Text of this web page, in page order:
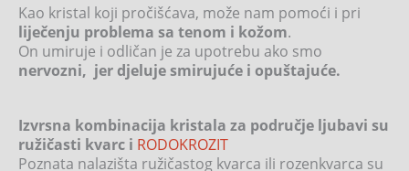
Kao kristal koji pročišćava, može nam pomoći i pri
liječenju problema sa tenom i kožom.
On umiruje i odličan je za upotrebu ako smo
nervozni, jer djeluje smirujuće i opuštajuće.
Izvrsna kombinacija kristala za područje ljubavi su
ružičasti kvarc i RODOKROZIT
Poznata nalazišta ružičastog kvarca ili rozenkvarca su